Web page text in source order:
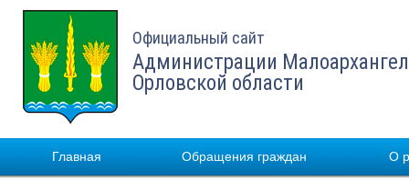
Официальный сайт
Администрации
Орловской области
Главная Обращения граждан О